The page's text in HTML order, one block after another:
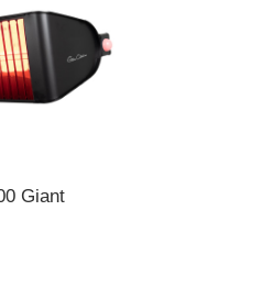
Giant